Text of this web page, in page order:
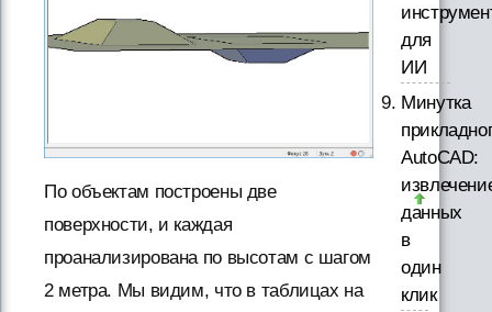
По объектам построены две
поверхности, и каждая
проанализирована по высотам с шагом
2 метра. Мы видим, что в таблицах на
для
ИИ
Минутка
AutoCAD:
данных
в
один
клик